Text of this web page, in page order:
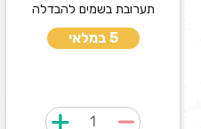
תערובת בשמים להבדלה
5 במלאי
כמות